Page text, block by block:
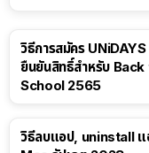
วิธีการสมัคร UNiDAYS
ยืนยันสิทธิ์สำหรับ Back
School 2565
วิธีลบแอป, uninstall แ